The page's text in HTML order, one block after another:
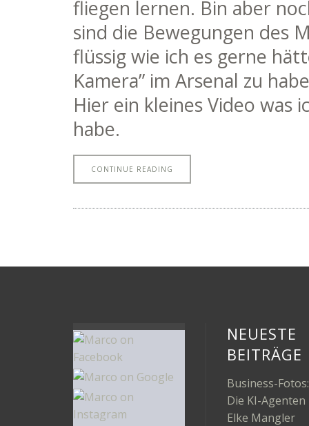
fliegen lernen. Bin aber
sind die Bewegungen des
flüssig wie ich es gerne
Kamera” im Arsenal zu
Hier ein kleines Video was
habe.
CONTINUE READING
NEUESTE
BEITRÄGE
Business-Fotos:
Die KI-Agenten
Elke Mangler